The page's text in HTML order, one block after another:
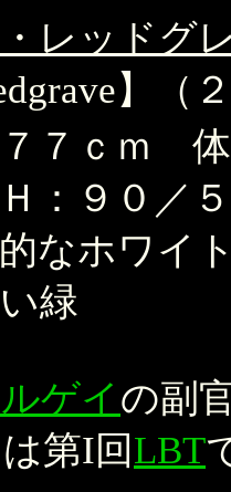
レッドグ
】
７ｃｍ
Ｈ：９０／
的なホワ
緑
ゲイ の副
第I回LBT